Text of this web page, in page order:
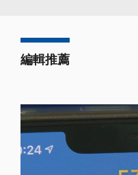
編輯推薦